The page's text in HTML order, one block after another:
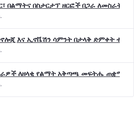
በልማትና በስታርታፕ ዘርፎች በጋራ ለመስራት
እና ኢኖቬሽን ሳምንት በታላቅ ድምቀት
ለዘላቂ የልማት አቅጣጫ መፍትሔ ጠቋሚ